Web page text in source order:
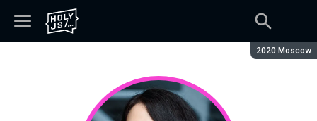
Сезон:
2020 Moscow